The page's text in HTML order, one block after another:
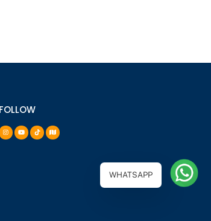
WHATSAPP
FOLLOW